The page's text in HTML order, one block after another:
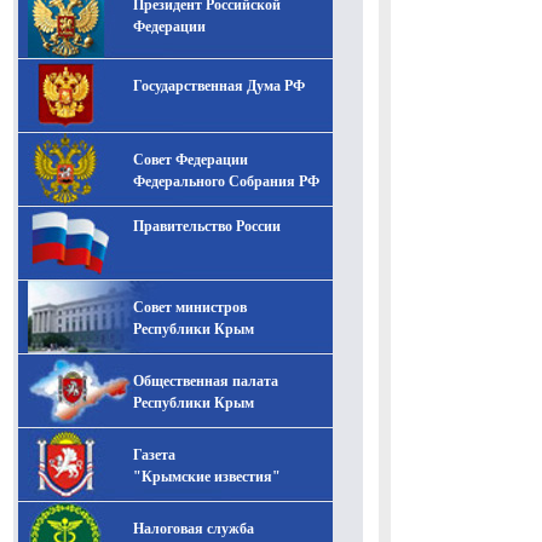
-- Лучшее, что можно сделать с хорошим советом, это
пропустить его мимо ушей. Он никогда не бывает
полезен никому, кроме того, кто его дал.
-- Люблю давать советы и очень не люблю, когда их
дают мне.
Президент Российской
Федерации
Государственная Дума РФ
Совет Федерации
Федерального Собрания РФ
Правительство России
Совет министров
Республики Крым
Общественная палата
Республики Крым
Газета
"Крымские известия"
Налоговая служба